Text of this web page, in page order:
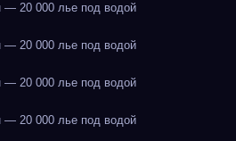
20 000 лье под водой
20 000 лье под водой
20 000 лье под водой
20 000 лье под водой